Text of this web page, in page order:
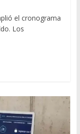
el cronograma
Los